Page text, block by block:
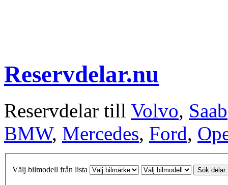
Reservdelar.nu
Reservdelar till Volvo, Saab
BMW, Mercedes, Ford,
Välj bilmodell från lista Sök delar